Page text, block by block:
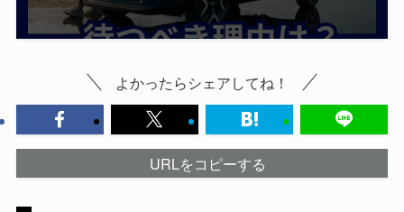
よかったらシェアしてね！
URLをコピーする